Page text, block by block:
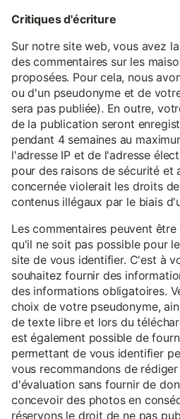
Critiques d'écriture
Sur notre site web, vous avez
des commentaires sur les
proposées. Pour cela, nous
ou d'un pseudonyme et de
sera pas publiée). En outre,
de la publication seront
pendant 4 semaines au
l'adresse IP et de l'adresse
pour des raisons de sécurité et
concernée violerait les droits
contenus illégaux par le biais
Les commentaires peuvent
qu'il ne soit pas possible pour
site de vous identifier. C'est à
souhaitez fournir des
des informations obligatoires.
choix de votre pseudonyme,
de texte libre et lors du
est également possible de
permettant de vous identifier
vous recommandons de
d'évaluation sans fournir de
concevoir des photos en
réservons le droit de ne pas